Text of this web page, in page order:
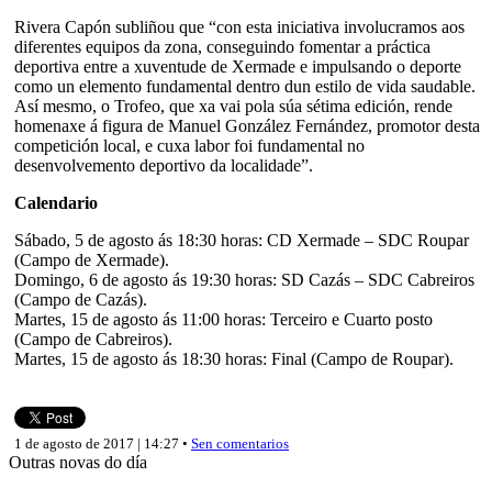
Rivera Capón subliñou que “con esta iniciativa involucramos aos
diferentes equipos da zona, conseguindo fomentar a práctica
deportiva entre a xuventude de Xermade e impulsando o deporte
como un elemento fundamental dentro dun estilo de vida saudable.
Así mesmo, o Trofeo, que xa vai pola súa sétima edición, rende
homenaxe á figura de Manuel González Fernández, promotor desta
competición local, e cuxa labor foi fundamental no
desenvolvemento deportivo da localidade”.
Calendario
Sábado, 5 de agosto ás 18:30 horas: CD Xermade – SDC Roupar
(Campo de Xermade).
Domingo, 6 de agosto ás 19:30 horas: SD Cazás – SDC Cabreiros
(Campo de Cazás).
Martes, 15 de agosto ás 11:00 horas: Terceiro e Cuarto posto
(Campo de Cabreiros).
Martes, 15 de agosto ás 18:30 horas: Final (Campo de Roupar).
1 de agosto de 2017 | 14:27 • Sen comentarios
Outras novas do día